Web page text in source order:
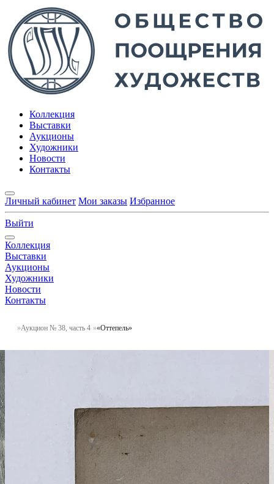
Коллекция
Выставки
Аукционы
Художники
Новости
Контакты
Личный кабинет Мои заказы Избранное
Выйти
Коллекция
Выставки
Аукционы
Художники
Новости
Контакты
Аукцион № 38, часть 4 «Оттепель»